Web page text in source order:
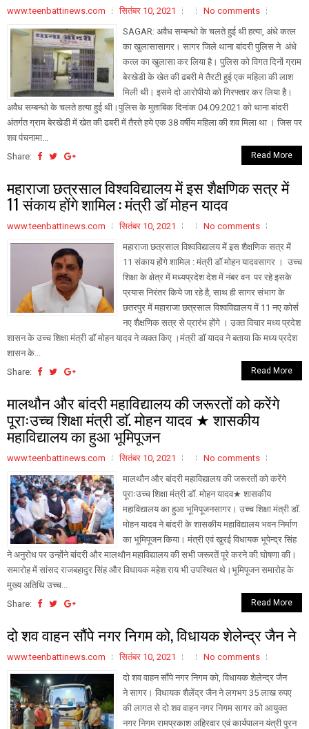
www.teenbattinews.com सितंबर 10, 2021
No comments
SAGAR: अवैध सम्बन्धो के चलते हुई थी हत्या, अंधे कत्ल
का खुलासासागर। सागर जिले थाना बांदरी पुलिस ने अंधे
कत्ल का खुलासा कर लिया है। पुलिस को विगत दिनों ग्राम
बेरखेडी के खेत की ढबरी मे तैरटी हुई एक महिला की लाश
मिली थी। इसमे दो आरोपीयो को गिरफ्तार कर लिया है।
अवैध सम्बन्धो के चलते हत्या हुई थी।पुलिस के मुताबिक दिनांक 04.09.2021 को थाना बांदरी
अंतर्गत ग्राम बेरखेडी में खेत की ढबरी में तैरते हये एक 38 वर्षीय महिला की शव मिला था । जिस पर
शव पंचनामा...
Share:
Read More
महाराजा छत्रसाल विश्वविद्यालय में इस शैक्षणिक सत्र में
11 संकाय होंगे शामिल : मंत्री डॉ मोहन यादव
www.teenbattinews.com सितंबर 10, 2021
No comments
महाराजा छत्रसाल विश्वविद्यालय में इस शैक्षणिक सत्र में
11 संकाय होंगे शामिल : मंत्री डॉ मोहन यादवसागर । उच्च
शिक्षा के क्षेत्र में मध्यप्रदेश देश में नंबर वन पर रहे इसके
प्रयास निरंतर किये जा रहे है, साथ ही सागर संभाग के
छतरपुर में महाराजा छत्रसाल विश्वविद्यालय में 11 नए कोर्स
नए शैक्षणिक सत्र से प्रारंभ होंगे । उक्त विचार मध्य प्रदेश
शासन के उच्च शिक्षा मंत्री डॉ मोहन यादव ने व्यक्त किए ।मंत्री डॉ यादव ने बताया कि मध्य प्रदेश
शासन के...
Share:
Read More
मालथौन और बांदरी महाविद्यालय की जरूरतों को करेंगे
पूराःउच्च शिक्षा मंत्री डाॅ. मोहन यादव ★ शासकीय
महाविद्यालय का हुआ भूमिपूजन
www.teenbattinews.com सितंबर 10, 2021
No comments
मालथौन और बांदरी महाविद्यालय की जरूरतों को करेंगे
पूराःउच्च शिक्षा मंत्री डाॅ. मोहन यादव★ शासकीय
महाविद्यालय का हुआ भूमिपूजनसागर। उच्च शिक्षा मंत्री डाॅ.
मोहन यादव ने बांदरी के शासकीय महाविद्यालय भवन निर्माण
का भूमिपूजन किया। मंत्री एवं खुरई विधायक भूपेन्द्र सिंह
ने अनुरोध पर उन्होंने बांदरी और मालथौन महाविद्यालय की सभी जरूरतें पूरे करने की घोषणा की।
समारोह में सांसद राजबहादुर सिंह और विधायक महेश राय भी उपस्थित थे।भूमिपूजन समारोह के
मुख्य अतिथि उच्च...
Share:
Read More
दो शव वाहन सौंपे नगर निगम को, विधायक शेलेन्द्र जैन ने
www.teenbattinews.com सितंबर 10, 2021
No comments
दो शव वाहन सौंपे नगर निगम को, विधायक शेलेन्द्र जैन
ने सागर। विधायक शैलेंद्र जैन ने लगभग 35 लाख रुपए
की लागत से दो शव वाहन नगर निगम सागर को आयुक्त
नगर निगम रामप्रकाश अहिरवार एवं कार्यपालन यंत्री पुरन